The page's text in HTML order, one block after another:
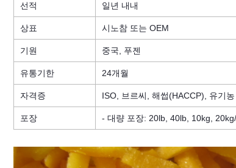
선적 일년 내내
상표 시노참 또는 OEM
기원 중국, 푸젠
유통기한 24개월
자격증 ISO, 브르씨, 해썹(HACCP), 유기농
포장 - 대량 포장: 20lb, 40lb, 10kg,